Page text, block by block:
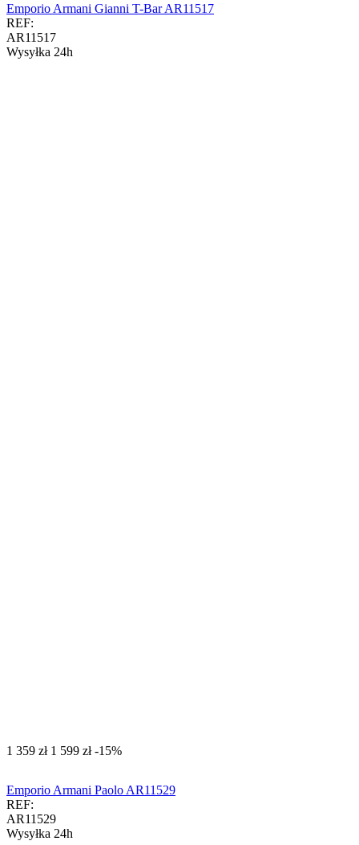
Emporio Armani Gianni T-Bar AR11517
REF:
AR11517
Wysyłka 24h
‍1 359‍ zł ‍1 599‍ zł -15%
Emporio Armani Paolo AR11529
REF:
AR11529
Wysyłka 24h